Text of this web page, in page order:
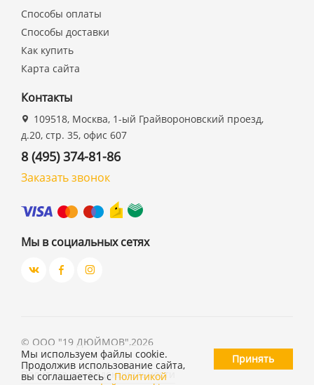
Способы оплаты
Способы доставки
Как купить
Карта сайта
Контакты
109518, Москва, 1-ый Грайвороновский проезд,
д.20, стр. 35, офис 607
8 (495) 374-81-86
Заказать звонок
Мы в социальных сетях
© ООО "19 ДЮЙМОВ",2026
Политика конфиденциальности
Мы используем файлы cookie.
Продолжив использование сайта,
вы соглашаетесь с Политикой
Принять